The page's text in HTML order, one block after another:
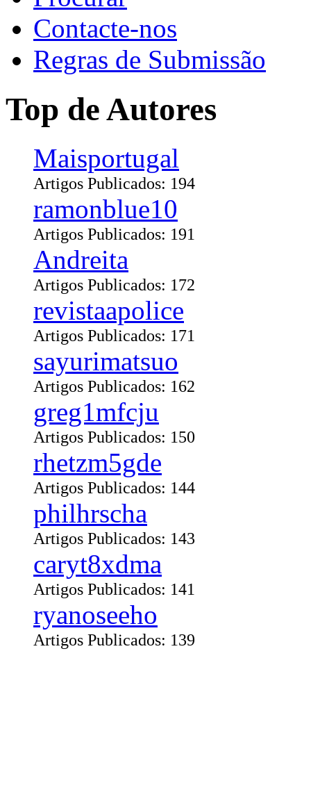
Contacte-nos
Regras de Submissão
Top de Autores
Maisportugal
Artigos Publicados: 194
ramonblue10
Artigos Publicados: 191
Andreita
Artigos Publicados: 172
revistaapolice
Artigos Publicados: 171
sayurimatsuo
Artigos Publicados: 162
greg1mfcju
Artigos Publicados: 150
rhetzm5gde
Artigos Publicados: 144
philhrscha
Artigos Publicados: 143
caryt8xdma
Artigos Publicados: 141
ryanoseeho
Artigos Publicados: 139